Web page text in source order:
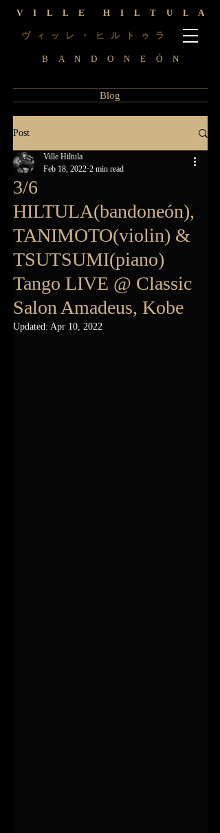
ヴ ィ ッ レ ・ ヒ ル ト ゥ ラ
V I L L E H I L T U L A
B A N D O N E Ó N
Blog
Post
3/6
HILTULA(bandoneón),
TANIMOTO(violin) &
TSUTSUMI(piano)
Tango LIVE @ Classic
Salon Amadeus, Kobe
Ville Hiltula
Feb 18, 2022 2 min read
Updated: Apr 10, 2022